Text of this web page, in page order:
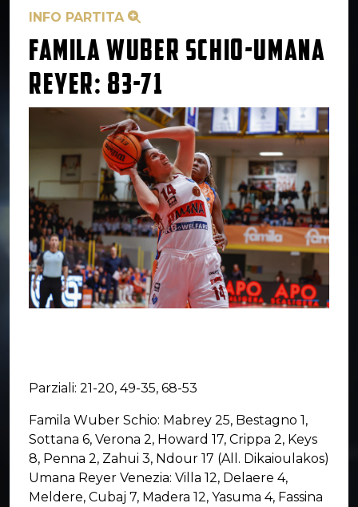
INFO PARTITA
FAMILA WUBER SCHIO-UMANA
REYER: 83-71
Parziali: 21-20, 49-35, 68-53
Famila Wuber Schio: Mabrey 25, Bestagno 1,
Sottana 6, Verona 2, Howard 17, Crippa 2, Keys
8, Penna 2, Zahui 3, Ndour 17 (All. Dikaioulakos)
Umana Reyer Venezia: Villa 12, Delaere 4,
Meldere, Cubaj 7, Madera 12, Yasuma 4, Fassina